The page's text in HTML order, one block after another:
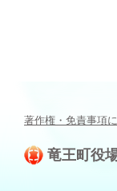
著作権・免責事項
竜王町役